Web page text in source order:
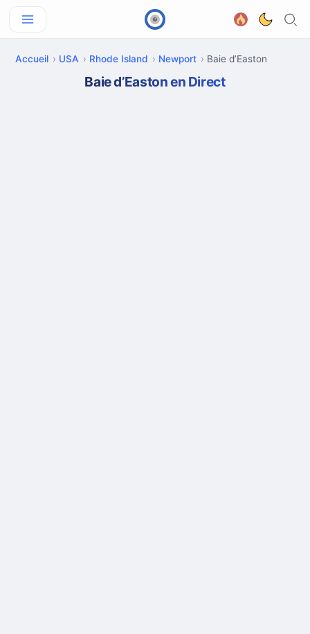
Accueil USA Rhode Island Newport Baie d’Easton
Baie d’Easton en Direct